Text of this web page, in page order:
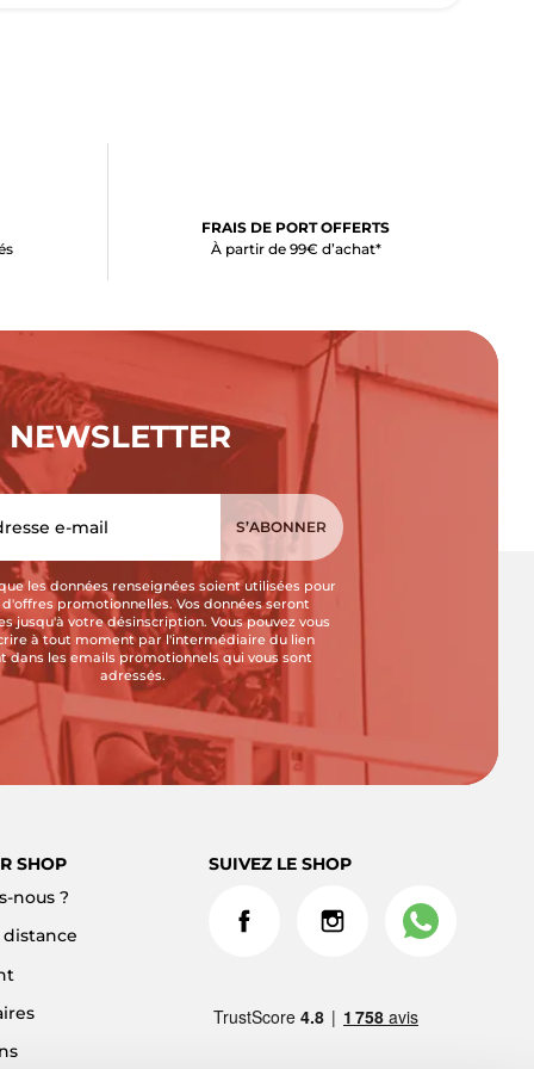
FRAIS DE PORT OFFERTS
À partir de 99€ d’achat*
NEWSLETTER
les données renseignées soient utilisées pour
d'offres promotionnelles. Vos données seront
jusqu'à votre désinscription. Vous pouvez vous
à tout moment par l'intermédiaire du lien
dans les emails promotionnels qui vous sont
adressés.
SHOP
nous ?
distance
SUIVEZ LE SHOP